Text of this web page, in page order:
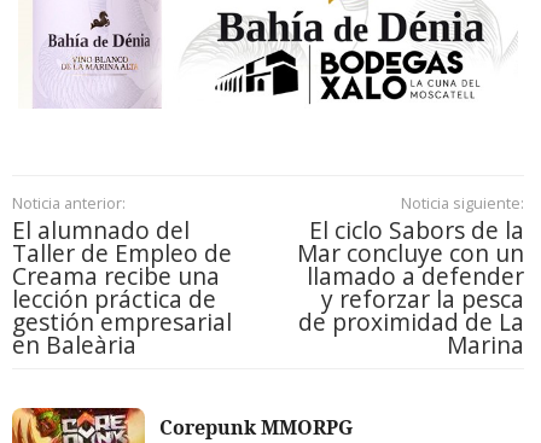
Noticia anterior:
El alumnado del
Taller de Empleo de
Creama recibe una
lección práctica de
gestión empresarial
en Baleària
Noticia siguiente:
El ciclo Sabors de la
Mar concluye con un
llamado a defender
y reforzar la pesca
de proximidad de La
Marina
Corepunk MMORPG